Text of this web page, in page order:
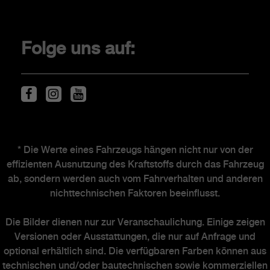
Service & Zubehör
Fahrzeugentsorgung
Newsletter
Händlersuche
ABARTH WELT
Abarth Heritage
Folge uns auf:
* Die Werte eines Fahrzeugs hängen nicht nur von der
effizienten Ausnutzung des Kraftstoffs durch das Fahrzeug
ab, sondern werden auch vom Fahrverhalten und anderen
nichttechnischen Faktoren beeinflusst.
Die Bilder dienen nur zur Veranschaulichung. Einige zeigen
Versionen oder Ausstattungen, die nur auf Anfrage und
optional erhältlich sind. Die verfügbaren Farben können aus
technischen und/oder bautechnischen sowie kommerziellen